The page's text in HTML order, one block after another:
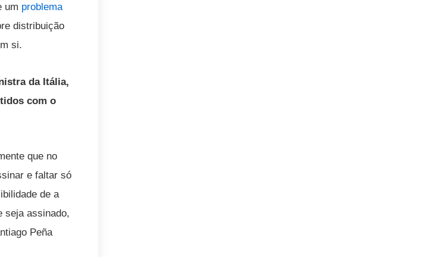
um problema
distribuição
si.
da Itália,
com o
que no
e faltar só
de a
seja assinado,
Peña